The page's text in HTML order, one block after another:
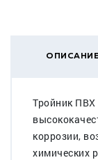
ОПИСАНИЕ
Тройник ПВХ
коррозии,
химических